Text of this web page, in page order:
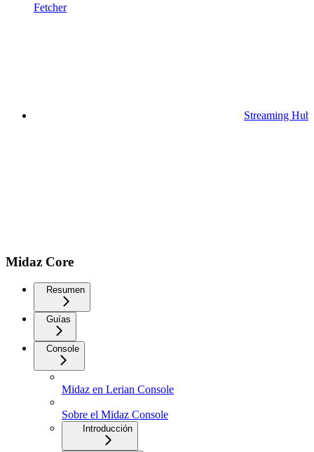
Fetcher
Streaming Hub
Midaz Core
Resumen
Guías
Console
Midaz en Lerian Console
Sobre el Midaz Console
Introducción